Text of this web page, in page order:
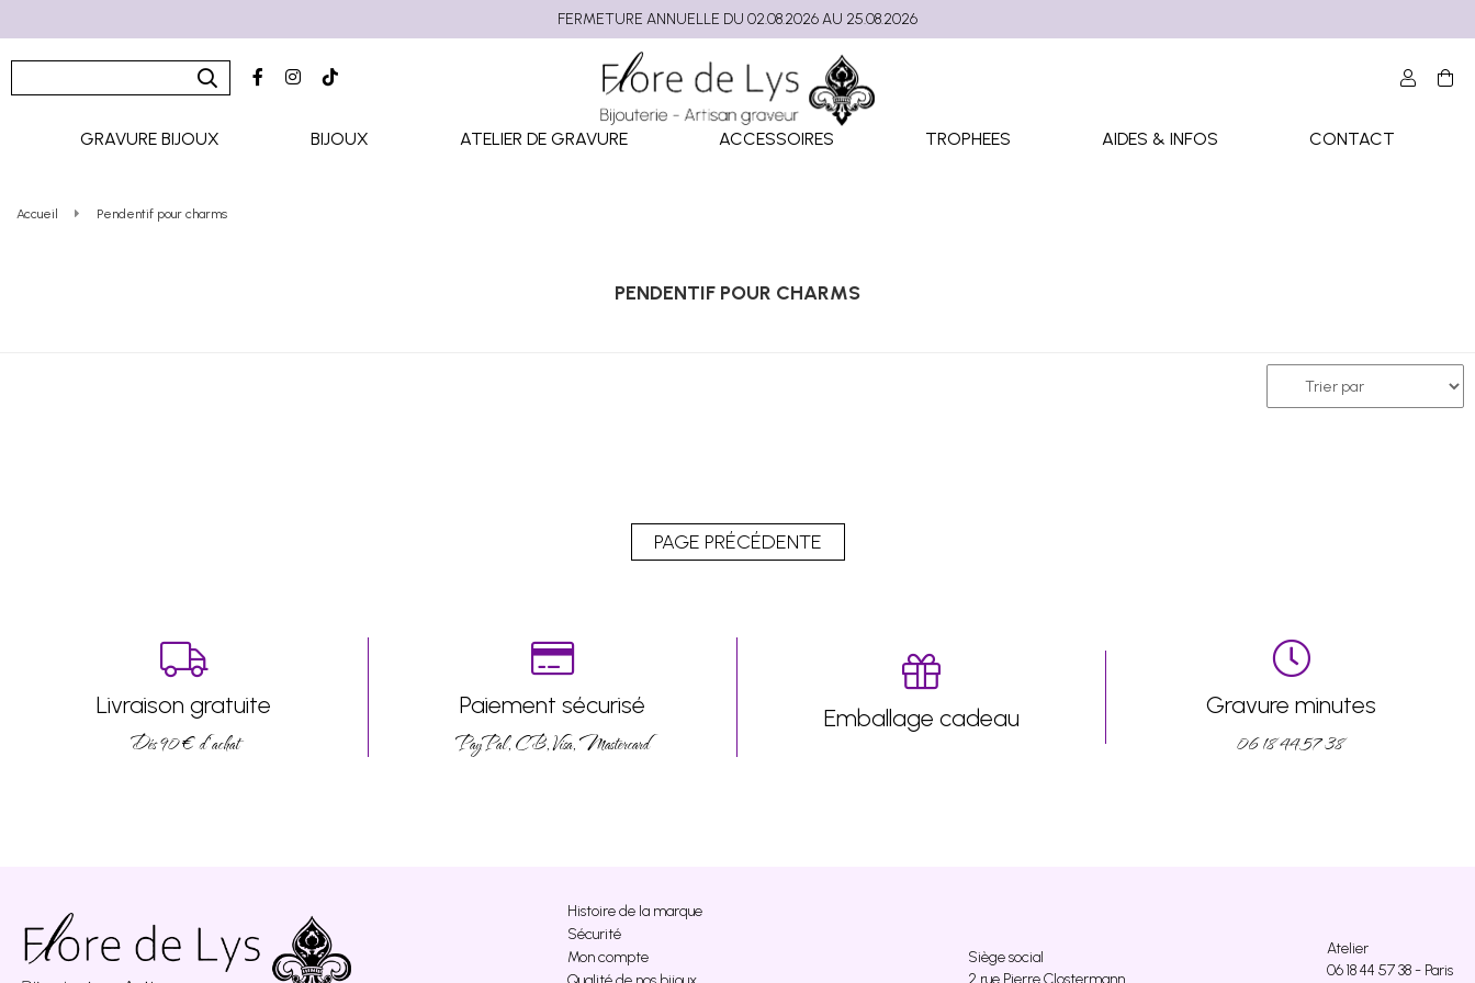
GRAVURE BIJOUX BIJOUX ATELIER DE GRAVURE ACCESSOIRES TROPHEES AIDES & INFOS CONTACT
Accueil Pendentif pour charms
PENDENTIF POUR CHARMS
FERMETURE ANNUELLE DU 02.08.2026 AU 25.08.2026
Livraison gratuite
Dés 90 € d’achat
Paiement sécurisé
PayPal, CB, Visa, Mastercard
Emballage cadeau Gravure minutes
06 18 44 57 38
Histoire de la marque
Sécurité
Mon compte
Siège social
2 rue Pierre Clostermann
Atelier
06 18 44 57 38 - Paris